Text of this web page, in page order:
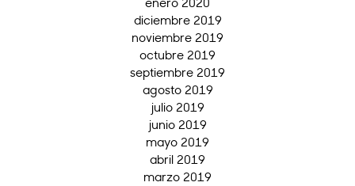
diciembre 2019
noviembre 2019
octubre 2019
septiembre 2019
agosto 2019
julio 2019
junio 2019
mayo 2019
abril 2019
marzo 2019